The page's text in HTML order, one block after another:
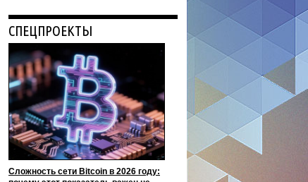
СПЕЦПРОЕКТЫ
Сложность сети Bitcoin в 2026 году: